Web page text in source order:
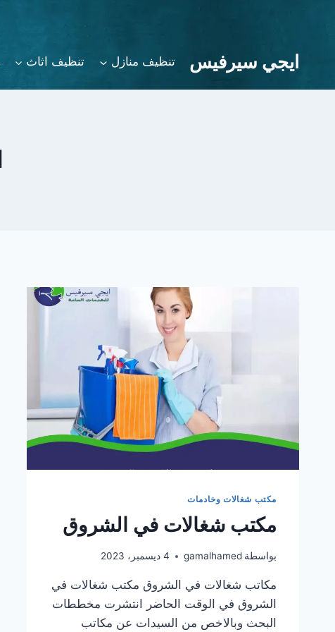
ايجي سيرفيس تنظيف منازل تنظيف اثاث
مكتب شغالات وخادمات
مكتب شغالات في الشروق
بواسطة gamalhamed 4 ديسمبر، 2023
مكاتب شغالات في الشروق مكتب شغالات في
الشروق في الوقت الحاضر انتشرت مخططات
البحث وبالاخص من السيدات عن مكاتب